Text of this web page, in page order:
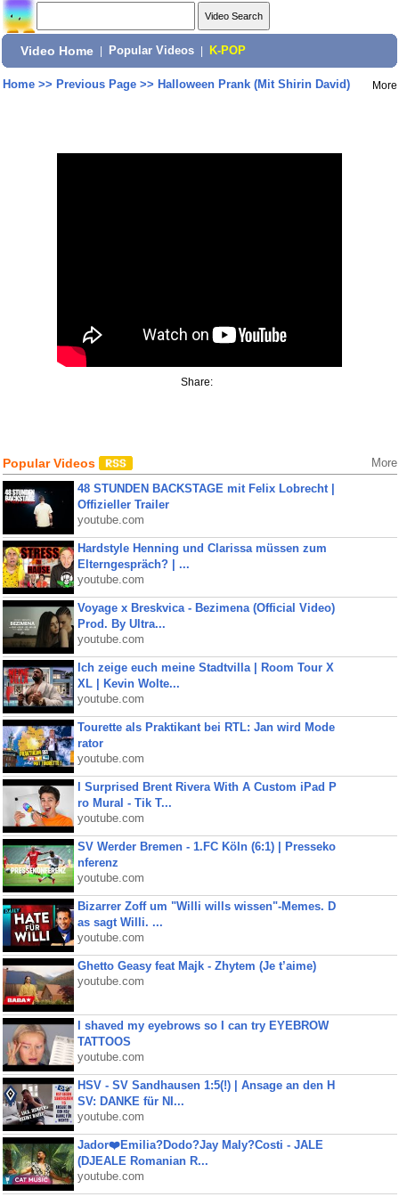
Video Home Popular Videos K-POP
Home>> Previous Page>> Halloween Prank (Mit Shirin David) More
Share:
Popular Videos More
48 STUNDEN BACKSTAGE mit Felix Lobrecht |
Offizieller Trailer
youtube.com
Hardstyle Henning und Clarissa müssen zum
Elterngespräch? | ...
youtube.com
Voyage x Breskvica - Bezimena (Official Video)
Prod. By Ultra...
youtube.com
Ich zeige euch meine Stadtvilla | Room Tour X
XL | Kevin Wolte...
youtube.com
Tourette als Praktikant bei RTL: Jan wird Mode
rator
youtube.com
I Surprised Brent Rivera With A Custom iPad P
ro Mural - Tik T...
youtube.com
SV Werder Bremen - 1.FC Köln (6:1) | Presseko
nferenz
youtube.com
Bizarrer Zoff um "Willi wills wissen"-Memes. D
as sagt Willi. ...
youtube.com
Ghetto Geasy feat Majk - Zhytem (Je t’aime)
youtube.com
I shaved my eyebrows so I can try EYEBROW
TATTOOS
youtube.com
HSV - SV Sandhausen 1:5(!) | Ansage an den H
SV: DANKE für NI...
youtube.com
Jador❤️Emilia?Dodo?Jay Maly?Costi - JALE
(DJEALE Romanian R...
youtube.com